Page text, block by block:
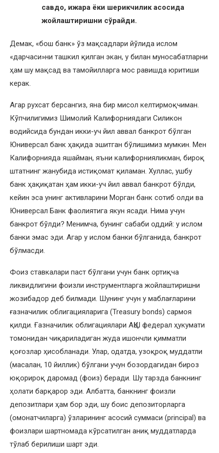
савдо, ижара ёки шерикчилик асосида
жойлаштиришни сўрайди.
Демак, «бош банк» ўз мақсадлари йўлида ислом
«дарчаси»ни ташкил қилган экан, у билан муносабатларни
ҳам шу мақсад ва тамойилларга мос равишда юритиши
керак.
Агар рухсат берсангиз, яна бир мисол келтирмоқчиман.
Кўпчилигимиз Шимолий Калифорниядаги Силикон
водийсида бундан икки-уч йил аввал банкрот бўлган
Юниверсал банк ҳақида эшитган бўлишимиз мумкин. Мен
Калифорнияда яшайман, яъни калифорнияликман, бироқ
штатнинг жанубида истиқомат қиламан. Хуллас, ушбу
банк ҳақиқатан ҳам икки-уч йил аввал банкрот бўлди,
кейин эса унинг активларини Морган банк сотиб олди ва
Юниверсал Банк фаолиятига якун ясади. Нима учун
банкрот бўлди? Менимча, бунинг сабаби оддий: у ислом
банки эмас эди. Агар у ислом банки бўлганида, банкрот
бўлмасди.
Фоиз ставкалари паст бўлгани учун банк ортиқча
ликвидлигини фоизли инструментларга жойлаштиришни
жозибадор деб билмади. Шунинг учун у маблағларини
ғазначилик облигацияларига (Treasury bonds) сармоя
қилди. Ғазначилик облигациялари АҚШ федерал ҳукумати
томонидан чиқариладиган жуда ишончли қимматли
қоғозлар ҳисобланади. Улар, одатда, узоқроқ муддатли
(масалан, 10 йиллик) бўлгани учун бозордагидан бироз
юқорироқ даромад (фоиз) беради. Шу тарзда банкнинг
ҳолати барқарор эди. Албатта, банкнинг фоизли
депозитлари ҳам бор эди, шу боис депозиторларга
(омонатчиларга) ўзларининг асосий суммаси (principal) ва
фоизлари шартномада кўрсатилган аниқ муддатларда
тўлаб берилиши шарт эди.